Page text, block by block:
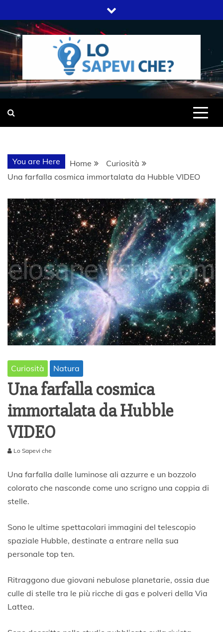
to
content
LO SAPEVI
CHE?
SITO WEB DEL GRUPPO LIFELIVE
You are Here Home
Curiosità
Una farfalla cosmica immortalata da Hubble VIDEO
Curiosità Natura
Una farfalla cosmica
immortalata da Hubble
VIDEO
3
i
u
o
2
2
Lo Sapevi che
Una farfalla dalle luminose ali azzurre e un bozzolo
colorato che nasconde come uno scrigno una coppia di
stelle.
Sono le ultime spettacolari immagini del telescopio
spaziale Hubble, destinate a entrare nella sua
personale top ten.
Ritraggono due giovani nebulose planetarie, ossia due
culle di stelle tra le più ricche di gas e polveri della Via
Lattea.